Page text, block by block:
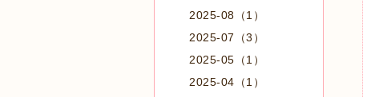
2025-08（1）
2025-07（3）
2025-05（1）
2025-04（1）